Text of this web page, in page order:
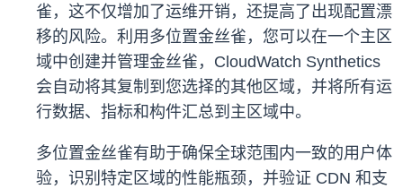
雀，这不仅增加了运维开销，还提高了出现配置漂
移的风险。利用多位置金丝雀，您可以在一个主区
域中创建并管理金丝雀，CloudWatch Synthetics
会自动将其复制到您选择的其他区域，并将所有运
行数据、指标和构件汇总到主区域中。
多位置金丝雀有助于确保全球范围内一致的用户体
验，识别特定区域的性能瓶颈，并验证 CDN 和支